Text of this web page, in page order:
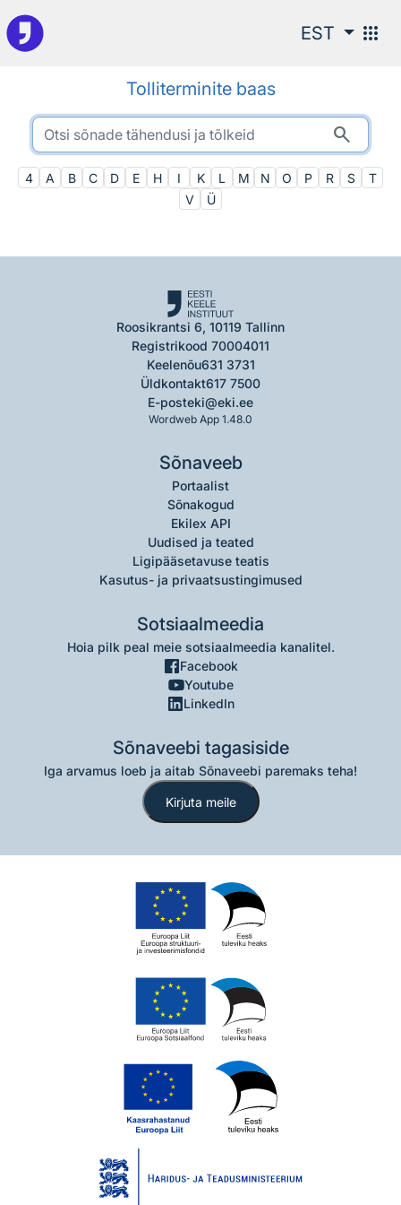
Otsingu juurde
EST apps
Tolliterminite baas
search
4 A B C D E H I K L M N O P R S
T
V
Ü
Roosikrantsi 6, 10119 Tallinn
Registrikood 70004011
Keelenõu631 3731
Üldkontakt617 7500
E-posteki@eki.ee
Wordweb App 1.48.0
Sõnaveeb
Portaalist
Sõnakogud
Ekilex API
Uudised ja teated
Ligipääsetavuse teatis
Kasutus- ja privaatsustingimused
Sotsiaalmeedia
Hoia pilk peal meie sotsiaalmeedia kanalitel.
Facebook
Youtube
LinkedIn
Sõnaveebi tagasiside
Iga arvamus loeb ja aitab Sõnaveebi paremaks teha!
Kirjuta meile